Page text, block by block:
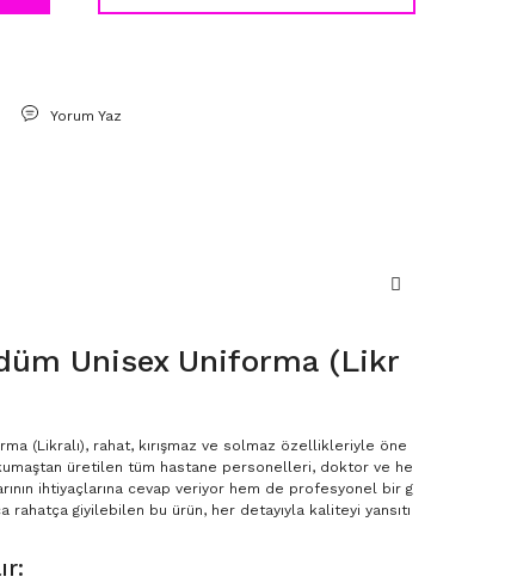
Yorum Yaz
Unisex Uniforma (Likr
(Likralı), rahat, kırışmaz ve solmaz özellikleriyle öne
üretilen tüm hastane personelleri, doktor ve he
ihtiyaçlarına cevap veriyor hem de profesyonel bir g
rahatça giyilebilen bu ürün, her detayıyla kaliteyi yansıtı